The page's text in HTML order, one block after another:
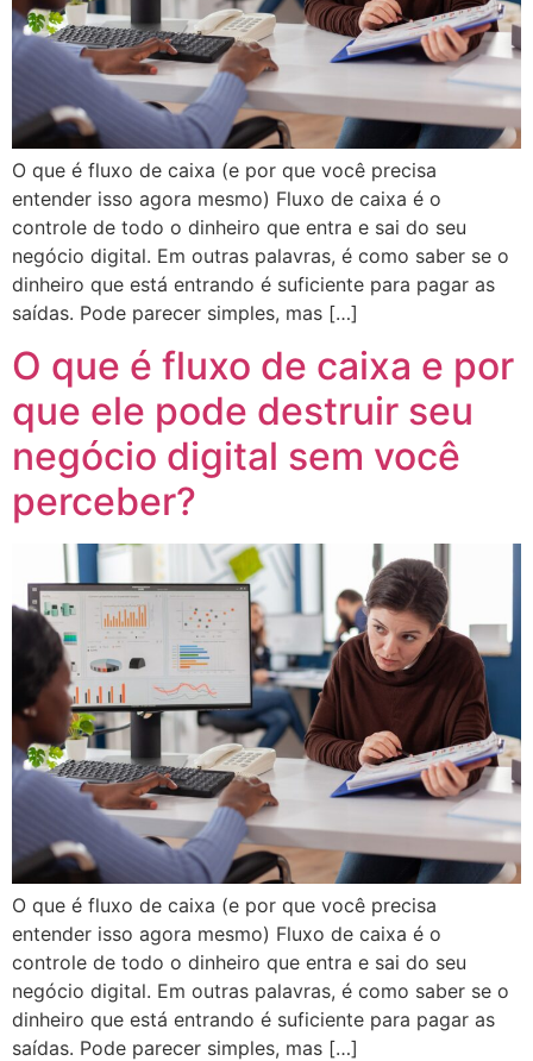
O que é fluxo de caixa (e por que você precisa
entender isso agora mesmo) Fluxo de caixa é o
controle de todo o dinheiro que entra e sai do seu
negócio digital. Em outras palavras, é como saber se o
dinheiro que está entrando é suficiente para pagar as
saídas. Pode parecer simples, mas […]
O que é fluxo de caixa e por
que ele pode destruir seu
negócio digital sem você
perceber?
O que é fluxo de caixa (e por que você precisa
entender isso agora mesmo) Fluxo de caixa é o
controle de todo o dinheiro que entra e sai do seu
negócio digital. Em outras palavras, é como saber se o
dinheiro que está entrando é suficiente para pagar as
saídas. Pode parecer simples, mas […]